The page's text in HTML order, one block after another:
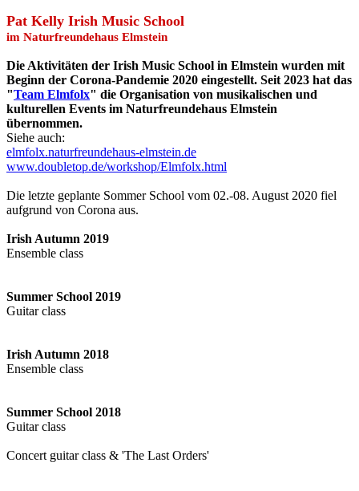
Pat Kelly Irish Music School
im Naturfreundehaus Elmstein
Die Aktivitäten der Irish Music School in Elmstein wurden mit
Beginn der Corona-Pandemie 2020 eingestellt. Seit 2023 hat das
"Team Elmfolx" die Organisation von musikalischen und
kulturellen Events im Naturfreundehaus Elmstein
übernommen.
Siehe auch:
elmfolx.naturfreundehaus-elmstein.de
www.doubletop.de/workshop/Elmfolx.html
Die letzte geplante Sommer School vom 02.-08. August 2020 fiel
aufgrund von Corona aus.
Irish Autumn 2019
Ensemble class
Summer School 2019
Guitar class
Irish Autumn 2018
Ensemble class
Summer School 2018
Guitar class
Concert guitar class & 'The Last Orders'